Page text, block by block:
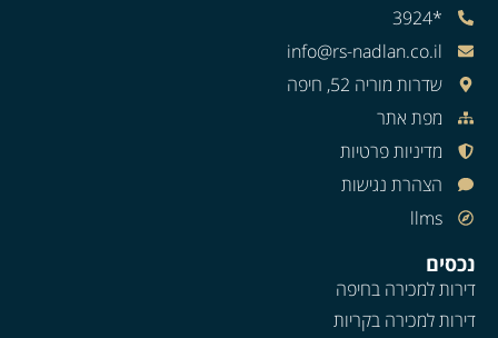
*3924
info@rs-nadlan.co.il
שדרות מוריה 52, חיפה
מפת אתר
מדיניות פרטיות
הצהרת נגישות
llms
נכסים
דירות למכירה בחיפה
דירות למכירה בקריות